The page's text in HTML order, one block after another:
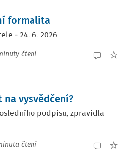
formalita
- 24. 6. 2026
čtení
na vysvědčení?
podpisu, zpravidla
čtení